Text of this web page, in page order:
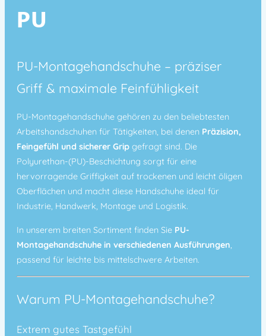
PU
PU-Montagehandschuhe – präziser
Griff & maximale Feinfühligkeit
PU-Montagehandschuhe gehören zu den beliebtesten
Arbeitshandschuhen für Tätigkeiten, bei denen Präzision,
Feingefühl und sicherer Grip gefragt sind. Die
Polyurethan-(PU)-Beschichtung sorgt für eine
hervorragende Griffigkeit auf trockenen und leicht öligen
Oberflächen und macht diese Handschuhe ideal für
Industrie, Handwerk, Montage und Logistik.
In unserem breiten Sortiment finden Sie PU-
Montagehandschuhe in verschiedenen Ausführungen,
passend für leichte bis mittelschwere Arbeiten.
Warum PU-Montagehandschuhe?
Extrem gutes Tastgefühl